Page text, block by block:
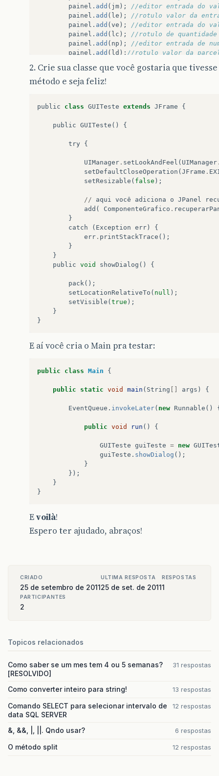
painel . add ( jm );
//editor entrada do
painel . add ( le );
//rotulo valor da
painel . add ( ve );
//editor entrada do
painel . add ( lc );
//rotulo de
painel . add ( np );
//editor entrada de
painel . add ( ld ); //rotulo valor da
painel
return painel
2. Crie sua classe que você gostaria que tivesse
método e seja feliz!
public class GUITeste extends JFrame {
public GUITeste () {
try {
UIManager . setLookAndFeel ( UIManager
setDefaultCloseOperation ( JFrame .
setResizable ( false );
// aqui você adiciona o JPanel
add ( ComponenteGrafico .
}
catch
( Exception err )
{
err . printStackTrace ();
}
}
public void showDialog () {
pack();
setLocationRelativeTo ( null );
setVisible ( true );
}
}
E aí você cria o Main pra testar:
public class Main {
public static void main ( String args ) {
EventQueue . invokeLater( new Runnable ()
public void run () {
GUITeste guiTeste = new
guiTeste . showDialog ();
}
});
}
}
Evoilà!
Espero ter ajudado, abraços!
CRIADO
25 de setembro de 2011
ULTIMA RESPOSTA
25 de set. de 2011
RESPOSTAS
1
PARTICIPANTES
2
Topicos relacionados
Como saber se um mes tem 4 ou 5 semanas?
[RESOLVIDO]
31 respostas
Como converter inteiro para string! 13 respostas
Comando SELECT para selecionar intervalo de
data SQL SERVER
12 respostas
&, &&, |, ||. Qndo usar? 6 respostas
O método split 12 respostas